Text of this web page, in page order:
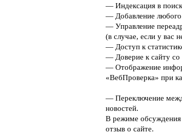
— Индексация в
— Добавление любого
— Управление
(в случае, если у вас
— Доступ к
— Доверие к сайту со
— Отображение
«ВебПроверка» при
— Переключение
новостей.
В режиме обсуждения
отзыв о сайте.